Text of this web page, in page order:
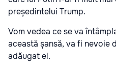
președintelui Trump.
Vom vedea ce se va
această șansă, va fi nevoie
adăugat el.